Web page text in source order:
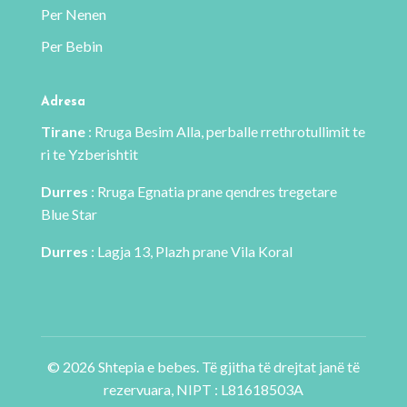
Per Nenen
Per Bebin
Adresa
Tirane : Rruga Besim Alla, perballe rrethrotullimit te
ri te Yzberishtit
Durres : Rruga Egnatia prane qendres tregetare
Blue Star
Durres : Lagja 13, Plazh prane Vila Koral
© 2026 Shtepia e bebes. Të gjitha të drejtat janë të
rezervuara, NIPT : L81618503A